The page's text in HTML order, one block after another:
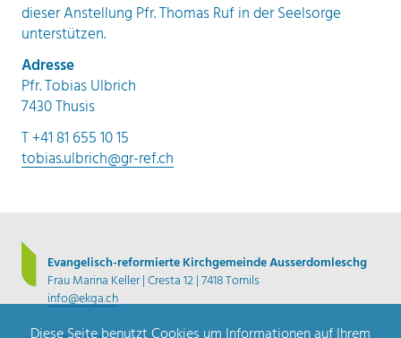
dieser Anstellung Pfr. Thomas Ruf in der Seelsorge
unterstützen.
Adresse
Pfr. Tobias Ulbrich
7430 Thusis
T +41 81 655 10 15
tobias.ulbrich@gr-ref.ch
Evangelisch-reformierte Kirchgemeinde Ausserdomleschg
Frau Marina Keller | Cresta 12 | 7418 Tomils
info@ekga.ch